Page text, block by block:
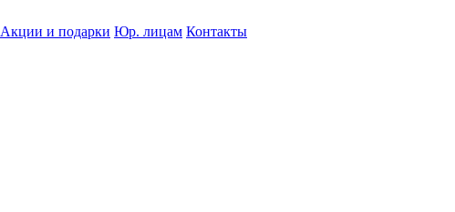
Акции и подарки Юр. лицам Контакты